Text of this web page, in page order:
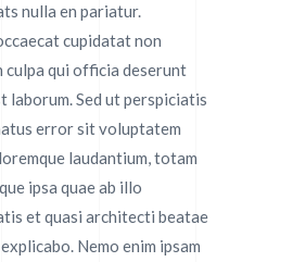
nulla en pariatur.
cupidatat non
culpa qui officia deserunt
laborum. Sed ut perspiciatis
error sit voluptatem
laudantium, totam
ipsa quae ab illo
et quasi architecti beatae
Nemo enim ipsam